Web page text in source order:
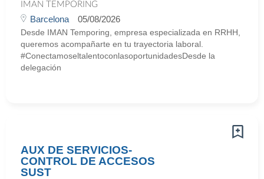
IMAN TEMPORING
Barcelona 05/08/2026
Desde IMAN Temporing, empresa especializada en RRHH,
queremos acompañarte en tu trayectoria laboral.
#ConectamoseltalentoconlasoportunidadesDesde la
delegación
AUX DE SERVICIOS-
CONTROL DE ACCESOS
SUST